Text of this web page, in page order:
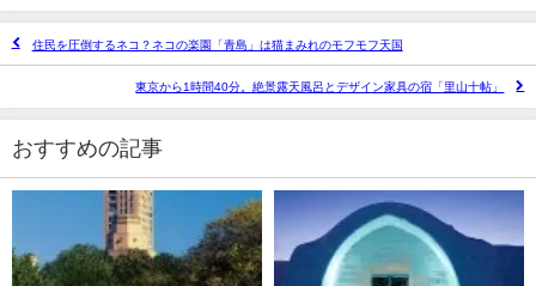
住民を圧倒するネコ？ネコの楽園「青島」は猫まみれのモフモフ天国
東京から1時間40分。絶景露天風呂とデザイン家具の宿「里山十帖」
おすすめの記事